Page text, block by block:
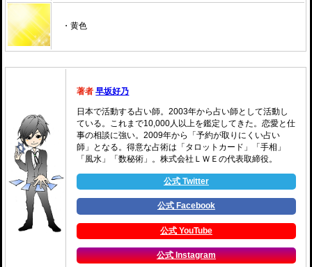
・黄色
著者 早坂好乃
日本で活動する占い師。2003年から占い師として活動し
ている。これまで10,000人以上を鑑定してきた。恋愛と仕
事の相談に強い。2009年から「予約が取りにくい占い
師」となる。得意な占術は「タロットカード」「手相」
「風水」「数秘術」。株式会社ＬＷＥの代表取締役。
公式 Twitter
公式 Facebook
公式 YouTube
公式 Instagram